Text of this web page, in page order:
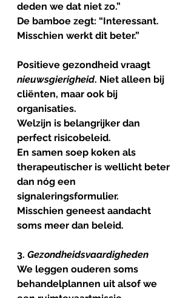
deden we dat niet zo.”
De bamboe zegt: “Interessant.
Misschien werkt dit beter.”
Positieve gezondheid vraagt
nieuwsgierigheid. Niet alleen bij
cliënten, maar ook bij
organisaties.
Welzijn is belangrijker dan
perfect risicobeleid.
En samen soep koken als
therapeutischer is wellicht beter
dan nóg een
signaleringsformulier.
Misschien geneest aandacht
soms meer dan beleid.
3. Gezondheidsvaardigheden
We leggen ouderen soms
behandelplannen uit alsof we